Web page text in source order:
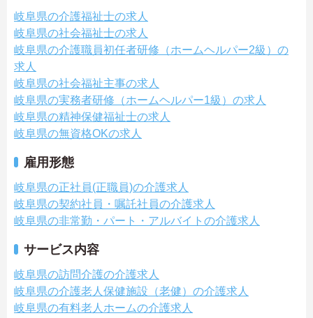
岐阜県の介護福祉士の求人
岐阜県の社会福祉士の求人
岐阜県の介護職員初任者研修（ホームヘルパー2級）の
求人
岐阜県の社会福祉主事の求人
岐阜県の実務者研修（ホームヘルパー1級）の求人
岐阜県の精神保健福祉士の求人
岐阜県の無資格OKの求人
雇用形態
岐阜県の正社員(正職員)の介護求人
岐阜県の契約社員・嘱託社員の介護求人
岐阜県の非常勤・パート・アルバイトの介護求人
サービス内容
岐阜県の訪問介護の介護求人
岐阜県の介護老人保健施設（老健）の介護求人
岐阜県の有料老人ホームの介護求人